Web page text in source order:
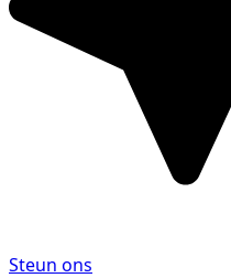
Steun ons